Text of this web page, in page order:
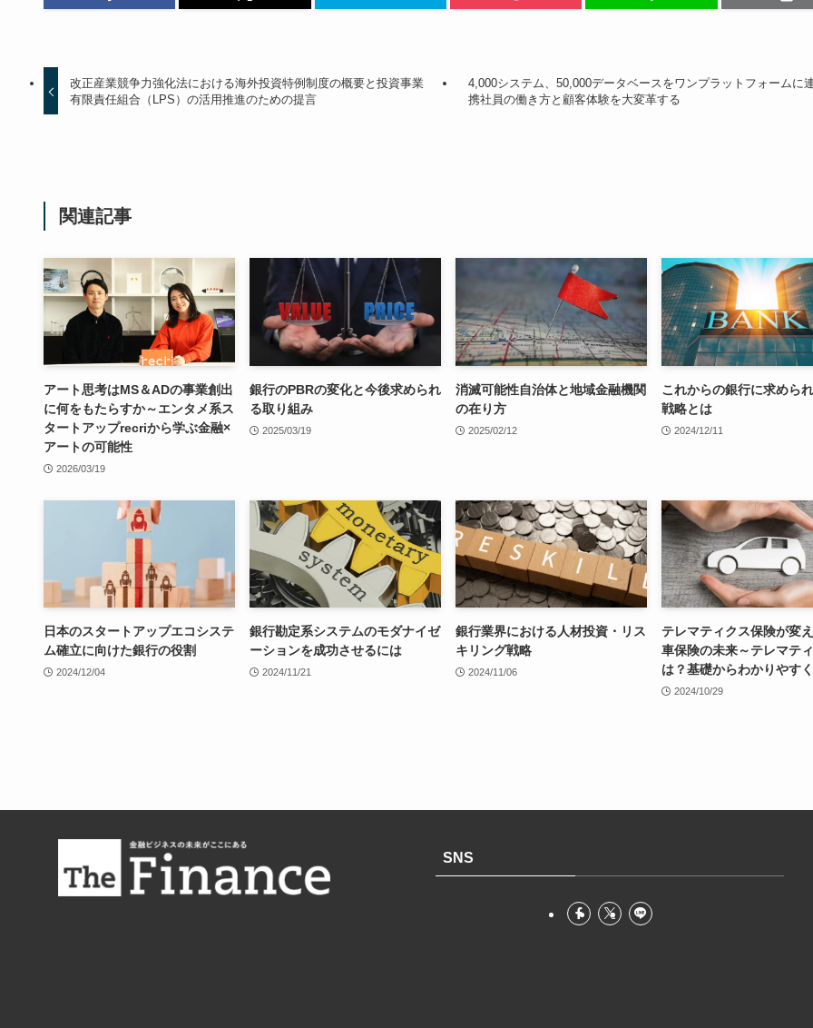
改正産業競争力強化法における海外投資特例制度の概要と投資事業
有限責任組合（LPS）の活用推進のための提言
4,000システム、50,000データベースをワンプラットフォームに
携社員の働き方と顧客体験を大変革する
関連記事
アート思考はMS＆ADの事業創出
に何をもたらすか～エンタメ系ス
タートアップrecriから学ぶ金融×
アートの可能性
2026/03/19
銀行のPBRの変化と今後求められ
る取り組み
2025/03/19
消滅可能性自治体と地域金融機関
の在り方
2025/02/12
これからの銀行に求めら
戦略とは
2024/12/11
日本のスタートアップエコシステ
ム確立に向けた銀行の役割
2024/12/04
銀行勘定系システムのモダナイゼ
ーションを成功させるには
2024/11/21
銀行業界における人材投資・リス
キリング戦略
2024/11/06
テレマティクス保険が変
車保険の未来～テレマテ
は？基礎からわかりやす
2024/10/29
SNS